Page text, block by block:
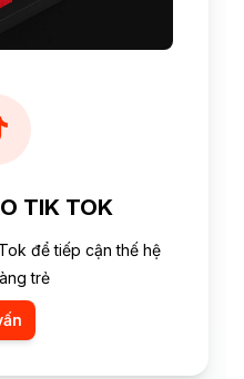
TIK TOK
để tiếp cận thế hệ
trẻ